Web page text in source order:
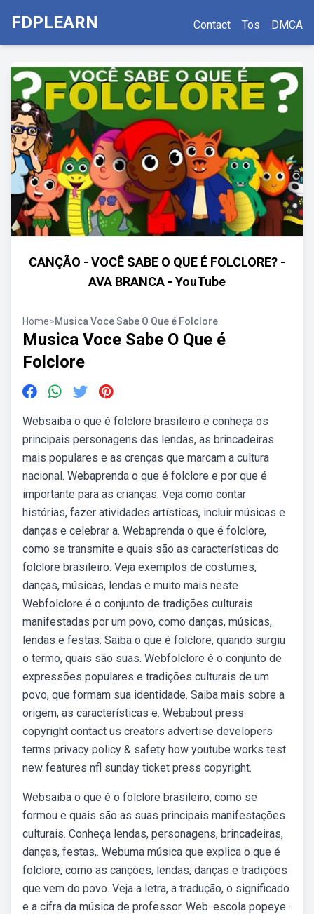
FDPLEARN Contact Tos DMCA
CANÇÃO - VOCÊ SABE O QUE É FOLCLORE? -
AVA BRANCA - YouTube
Home>Musica Voce Sabe O Que é Folclore
Musica Voce Sabe O Que é
Folclore
Websaiba o que é folclore brasileiro e conheça os
principais personagens das lendas, as brincadeiras
mais populares e as crenças que marcam a cultura
nacional. Webaprenda o que é folclore e por que é
importante para as crianças. Veja como contar
histórias, fazer atividades artísticas, incluir músicas e
danças e celebrar a. Webaprenda o que é folclore,
como se transmite e quais são as características do
folclore brasileiro. Veja exemplos de costumes,
danças, músicas, lendas e muito mais neste.
Webfolclore é o conjunto de tradições culturais
manifestadas por um povo, como danças, músicas,
lendas e festas. Saiba o que é folclore, quando surgiu
o termo, quais são suas. Webfolclore é o conjunto de
expressões populares e tradições culturais de um
povo, que formam sua identidade. Saiba mais sobre a
origem, as características e. Webabout press
copyright contact us creators advertise developers
terms privacy policy & safety how youtube works test
new features nfl sunday ticket press copyright.
Websaiba o que é o folclore brasileiro, como se
formou e quais são as suas principais manifestações
culturais. Conheça lendas, personagens, brincadeiras,
danças, festas,. Webuma música que explica o que é
folclore, como as canções, lendas, danças e tradições
que vem do povo. Veja a letra, a tradução, o significado
e a cifra da música de professor. Web· escola popeye ·